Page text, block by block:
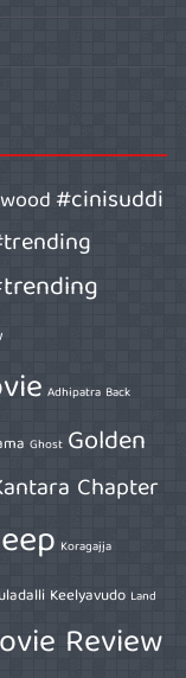
#cinisuddi
Adhipatra Back
Ghost Golden
Chapter
Koragajja
Keelyavudo Land
Review